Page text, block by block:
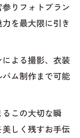
りフォトプラン
を最大限に引き
よる撮影、衣装
ム制作まで可能
この大切な瞬
しく残すお手伝